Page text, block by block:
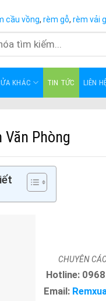
cầu vồng, rèm gỗ, rèm vải
KHÁC TIN TỨC LIÊN
Văn Phòng
CHUYÊN
Hotline:
Email: